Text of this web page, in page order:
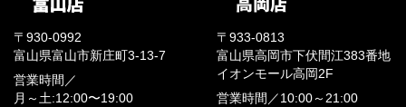
〒930-0992
富山県富山市新庄町3-13-7
営業時間／
月～土:12:00〜19:00
〒933-0813
富山県高岡市下伏間江383番地
イオンモール高岡2F
営業時間／ 10:00～21:00